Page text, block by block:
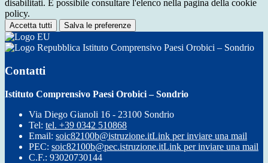
disabilitati. È possibile consultare l'elenco nella pagina della cookie
policy.
Accetta tutti Salva le preferenze
Istituto Comprensivo Paesi Orobici – Sondrio
Contatti
Istituto Comprensivo Paesi Orobici – Sondrio
Via Diego Gianoli 16 - 23100 Sondrio
Tel: tel. +39 0342 510868
Email: soic82100b@istruzione.itLink per inviare una mail
PEC: soic82100b@pec.istruzione.itLink per inviare una mail
C.F.: 93020730144